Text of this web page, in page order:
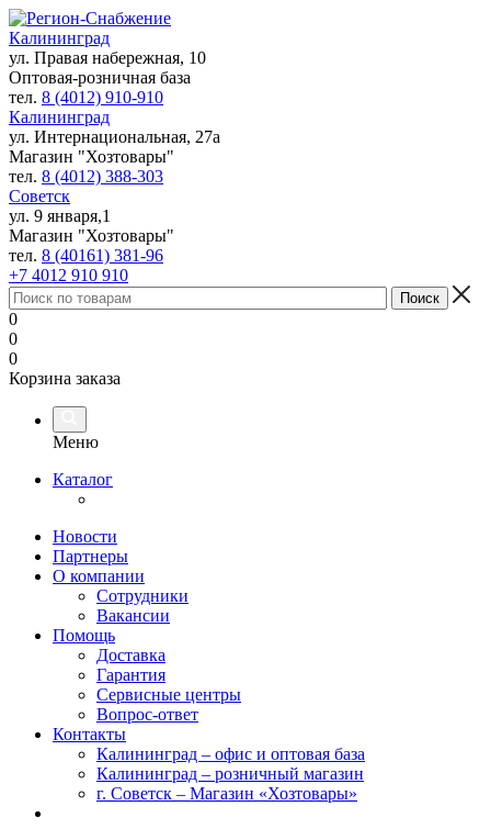
Калининград
ул. Правая набережная, 10
Оптовая-розничная база
тел. 8 (4012) 910-910
Калининград
ул. Интернациональная, 27а
Магазин "Хозтовары"
тел. 8 (4012) 388-303
Советск
ул. 9 января,1
Магазин "Хозтовары"
тел. 8 (40161) 381-96
+7 4012 910 910
0
0
0
Корзина заказа
Меню
Каталог
Новости
Партнеры
О компании
Сотрудники
Вакансии
Помощь
Доставка
Гарантия
Сервисные центры
Вопрос-ответ
Контакты
Калининград – офис и оптовая база
Калининград – розничный магазин
г. Советск – Магазин «Хозтовары»